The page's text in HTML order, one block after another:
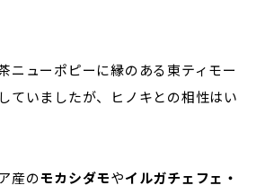
ニューポピーに縁のある東ティモー
ていましたが、ヒノキとの相性はい
産のモカシダモやイルガチェフェ・